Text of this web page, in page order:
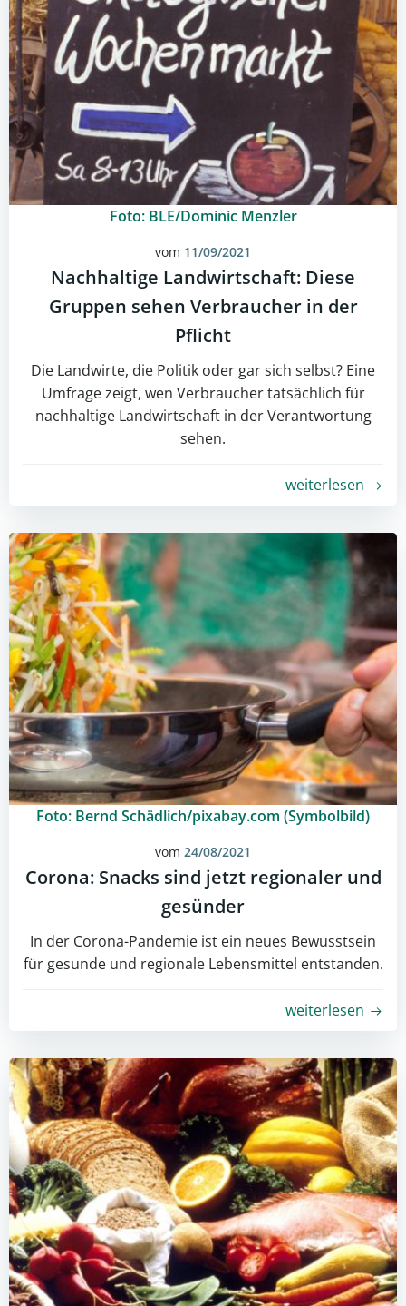
Foto: BLE/Dominic Menzler
vom 11/09/2021
Nachhaltige Landwirtschaft: Diese
Gruppen sehen Verbraucher in der
Pflicht
Die Landwirte, die Politik oder gar sich selbst? Eine
Umfrage zeigt, wen Verbraucher tatsächlich für
nachhaltige Landwirtschaft in der Verantwortung
sehen.
weiterlesen
Foto: Bernd Schädlich/pixabay.com (Symbolbild)
vom 24/08/2021
Corona: Snacks sind jetzt regionaler und
gesünder
In der Corona-Pandemie ist ein neues Bewusstsein
für gesunde und regionale Lebensmittel entstanden.
weiterlesen